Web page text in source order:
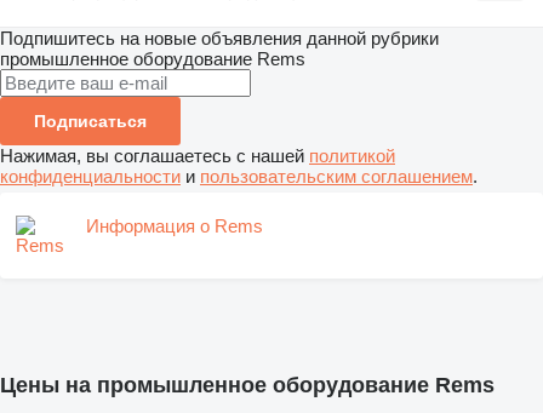
Подпишитесь на новые объявления данной рубрики
промышленное оборудование Rems
Подписаться
Нажимая, вы соглашаетесь с нашей политикой
конфиденциальности и пользовательским соглашением.
Информация о Rems
Цены на промышленное оборудование Rems